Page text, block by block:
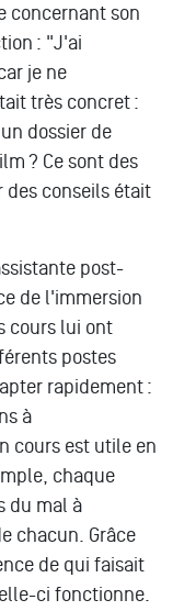
concernant son
: "J'ai
je ne
très concret :
dossier de
? Ce sont des
des conseils était
post-
de l'immersion
cours lui ont
postes
rapidement :
à
cours est utile en
chaque
du mal à
chacun. Grâce
de qui faisait
ci fonctionne.